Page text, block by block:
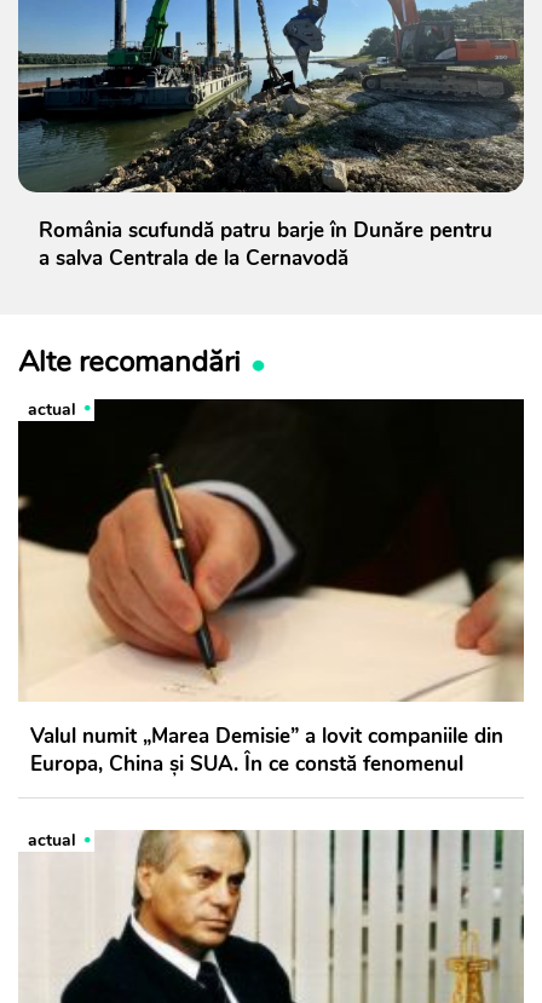
România scufundă patru barje în Dunăre pentru
a salva Centrala de la Cernavodă
Alte recomandări
actual
Valul numit „Marea Demisie” a lovit companiile din
Europa, China şi SUA. În ce constă fenomenul
actual